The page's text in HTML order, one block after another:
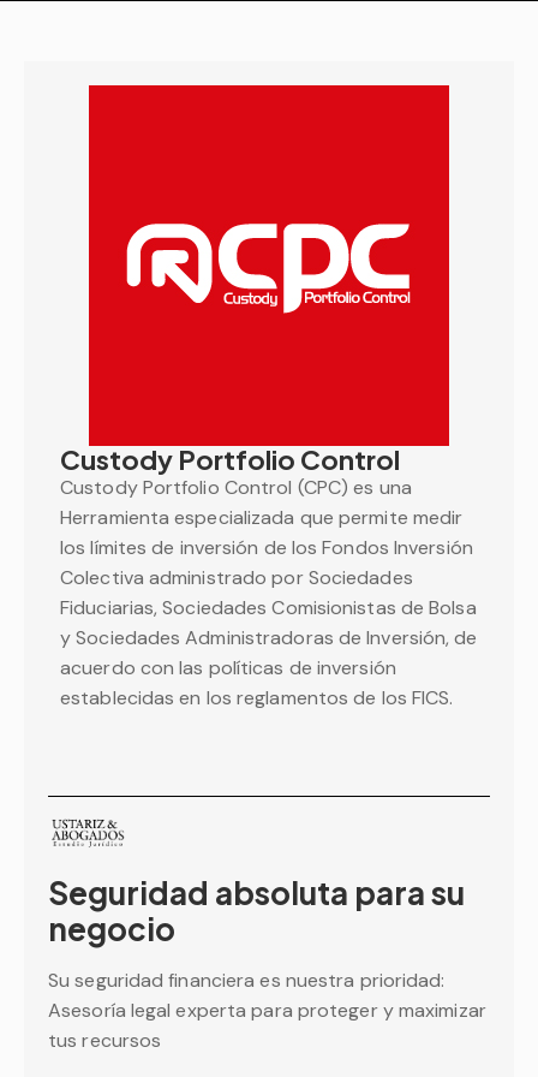
Custody Portfolio Control
Custody Portfolio Control (CPC) es una
Herramienta especializada que permite medir
los límites de inversión de los Fondos Inversión
Colectiva administrado por Sociedades
Fiduciarias, Sociedades Comisionistas de Bolsa
y Sociedades Administradoras de Inversión, de
acuerdo con las políticas de inversión
establecidas en los reglamentos de los FICS.
Seguridad absoluta para su
negocio
Su seguridad financiera es nuestra prioridad:
Asesoría legal experta para proteger y maximizar
tus recursos